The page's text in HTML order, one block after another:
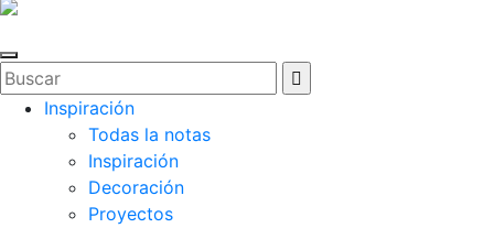
Inspiración
Todas la notas
Inspiración
Decoración
Proyectos